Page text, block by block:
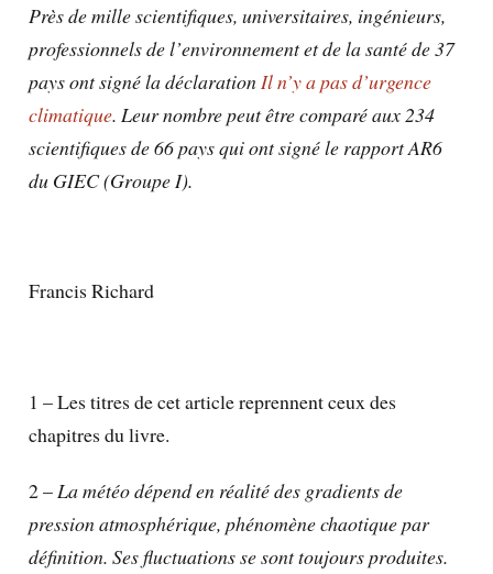
Près de mille scientifiques, universitaires, ingénieurs,
professionnels de l’environnement et de la santé de 37
pays ont signé la déclaration Il n’y a pas d’urgence
climatique. Leur nombre peut être comparé aux 234
scientifiques de 66 pays qui ont signé le rapport AR6
du GIEC (Groupe I).
Francis Richard
1 – Les titres de cet article reprennent ceux des
chapitres du livre.
2 – La météo dépend en réalité des gradients de
pression atmosphérique, phénomène chaotique par
définition. Ses fluctuations se sont toujours produites.